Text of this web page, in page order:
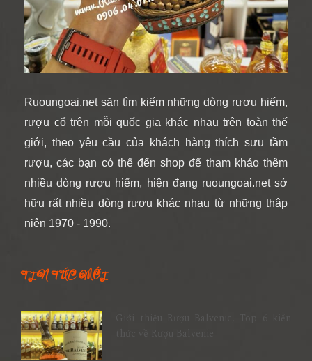
Ruoungoai.net săn tìm kiếm những dòng rượu hiếm,
rượu cổtrên mỗi quốc gia khác nhau trên toàn thế
giới, theo yêu cầu của khách hàng thích sưu tầm
rượu, các bạn có thể đến shop để tham khảo thêm
nhiều dòng rượu hiếm, hiện đang ruoungoai.net sở
hữu rất nhiều dòng rượu khác nhau từ những thập
niên 1970 - 1990.
TIN TỨC MỚI